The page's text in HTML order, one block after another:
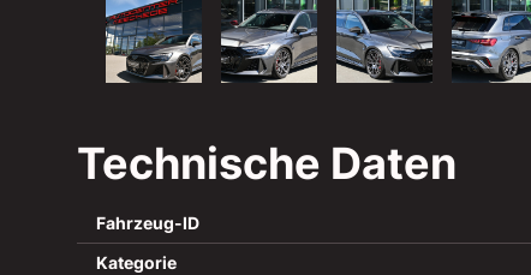
Technische Daten
Fahrzeug-ID
Kategorie